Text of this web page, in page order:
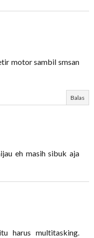
motor sambil smsan
Balas
eh masih sibuk aja
harus multitasking.